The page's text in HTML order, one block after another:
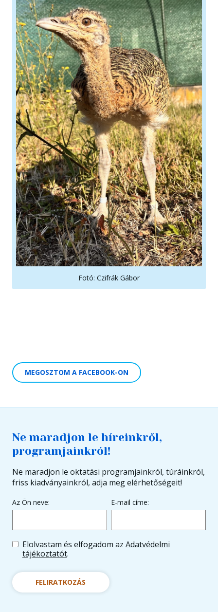
Fotó: Czifrák Gábor
MEGOSZTOM A FACEBOOK-ON
Ne maradjon le híreinkről,
programjainkról!
Ne maradjon le oktatási programjainkról, túráinkról,
friss kiadványainkról, adja meg elérhetőségeit!
Az Ön neve: E-mail címe:
Elolvastam és elfogadom az Adatvédelmi
tájékoztatót.
FELIRATKOZÁS